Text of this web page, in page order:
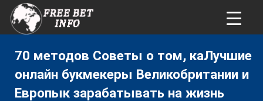
70 методов Советы о том, каЛучшие
онлайн букмекеры Великобритании и
Европык зарабатывать на жизнь